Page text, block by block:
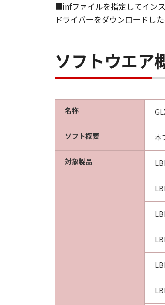
■infファイルを指定してイン
ドライバーをダウンロードし
ソフトウエア
名称
ソフト概要 本
対象製品